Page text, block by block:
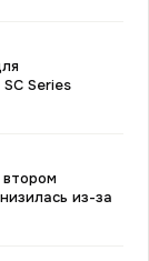
Series
втором
из-за